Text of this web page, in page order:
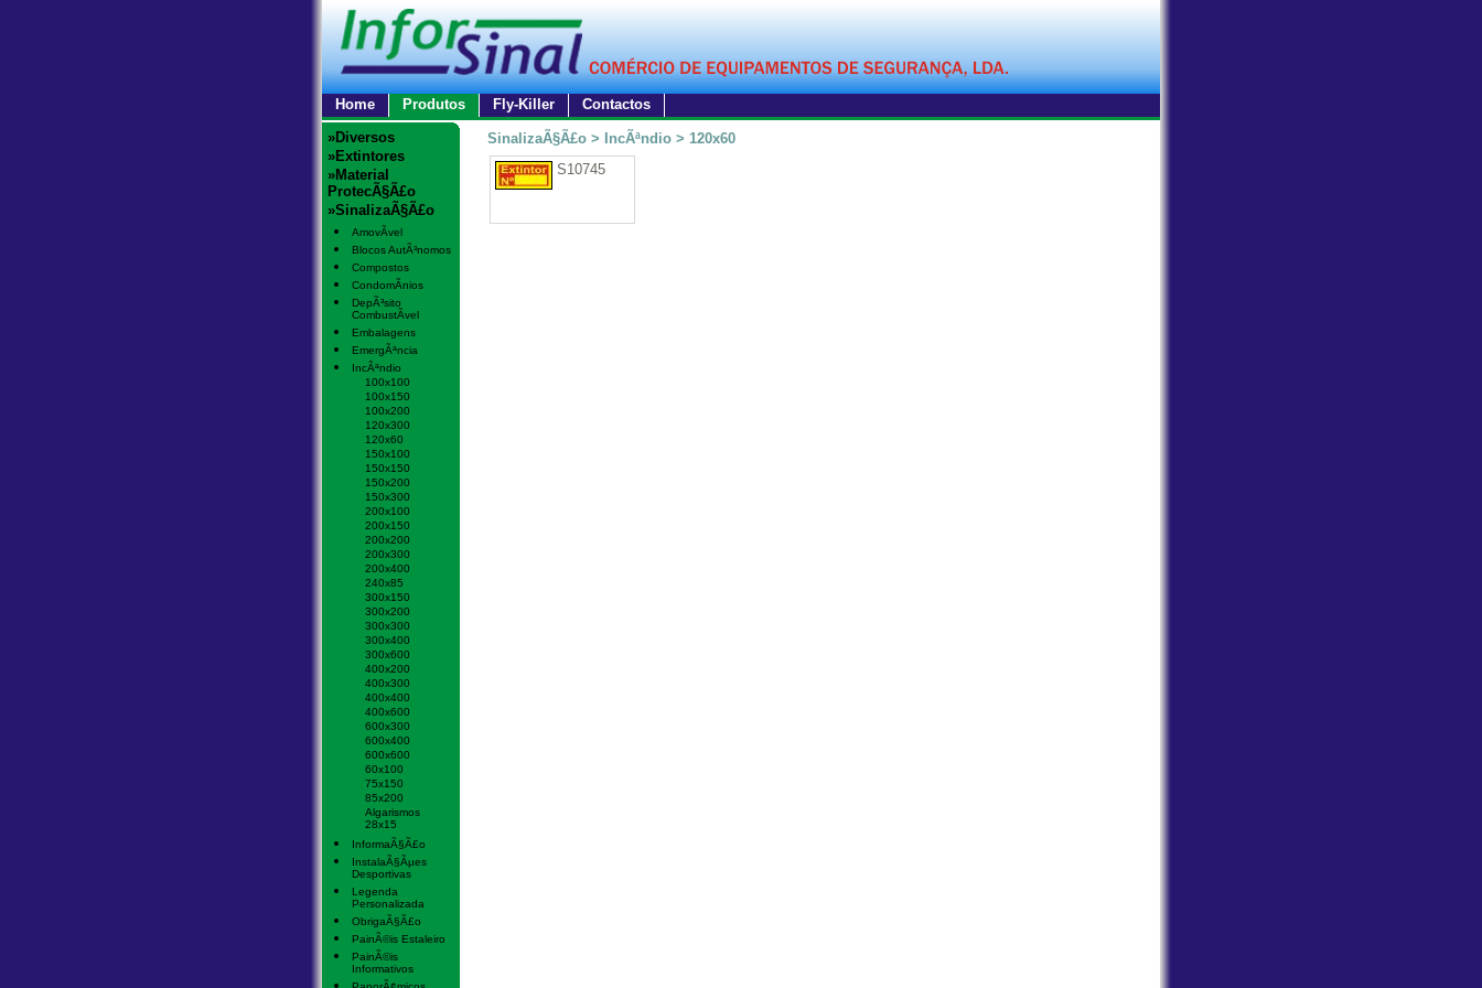
Home Produtos Fly-Killer
Contactos
»Diversos
»Extintores
»Material
ProtecÃ§Ã£o
»SinalizaÃ§Ã£o
AmovÃ­vel
Blocos AutÃ³nomos
Compostos
CondomÃ­nios
DepÃ³sito
CombustÃ­vel
Embalagens
EmergÃªncia
IncÃªndio
100x100
100x150
100x200
120x300
120x60
150x100
150x150
150x200
150x300
200x100
200x150
200x200
200x300
200x400
240x85
300x150
300x200
300x300
300x400
300x600
400x200
400x300
400x400
400x600
600x300
600x400
600x600
60x100
75x150
85x200
Algarismos
28x15
InformaÃ§Ã£o
InstalaÃ§Ãµes
Desportivas
Legenda
Personalizada
ObrigaÃ§Ã£o
PainÃ©is Estaleiro
PainÃ©is
Informativos
SinalizaÃ§Ã£o > IncÃªndio > 120x60
S10745